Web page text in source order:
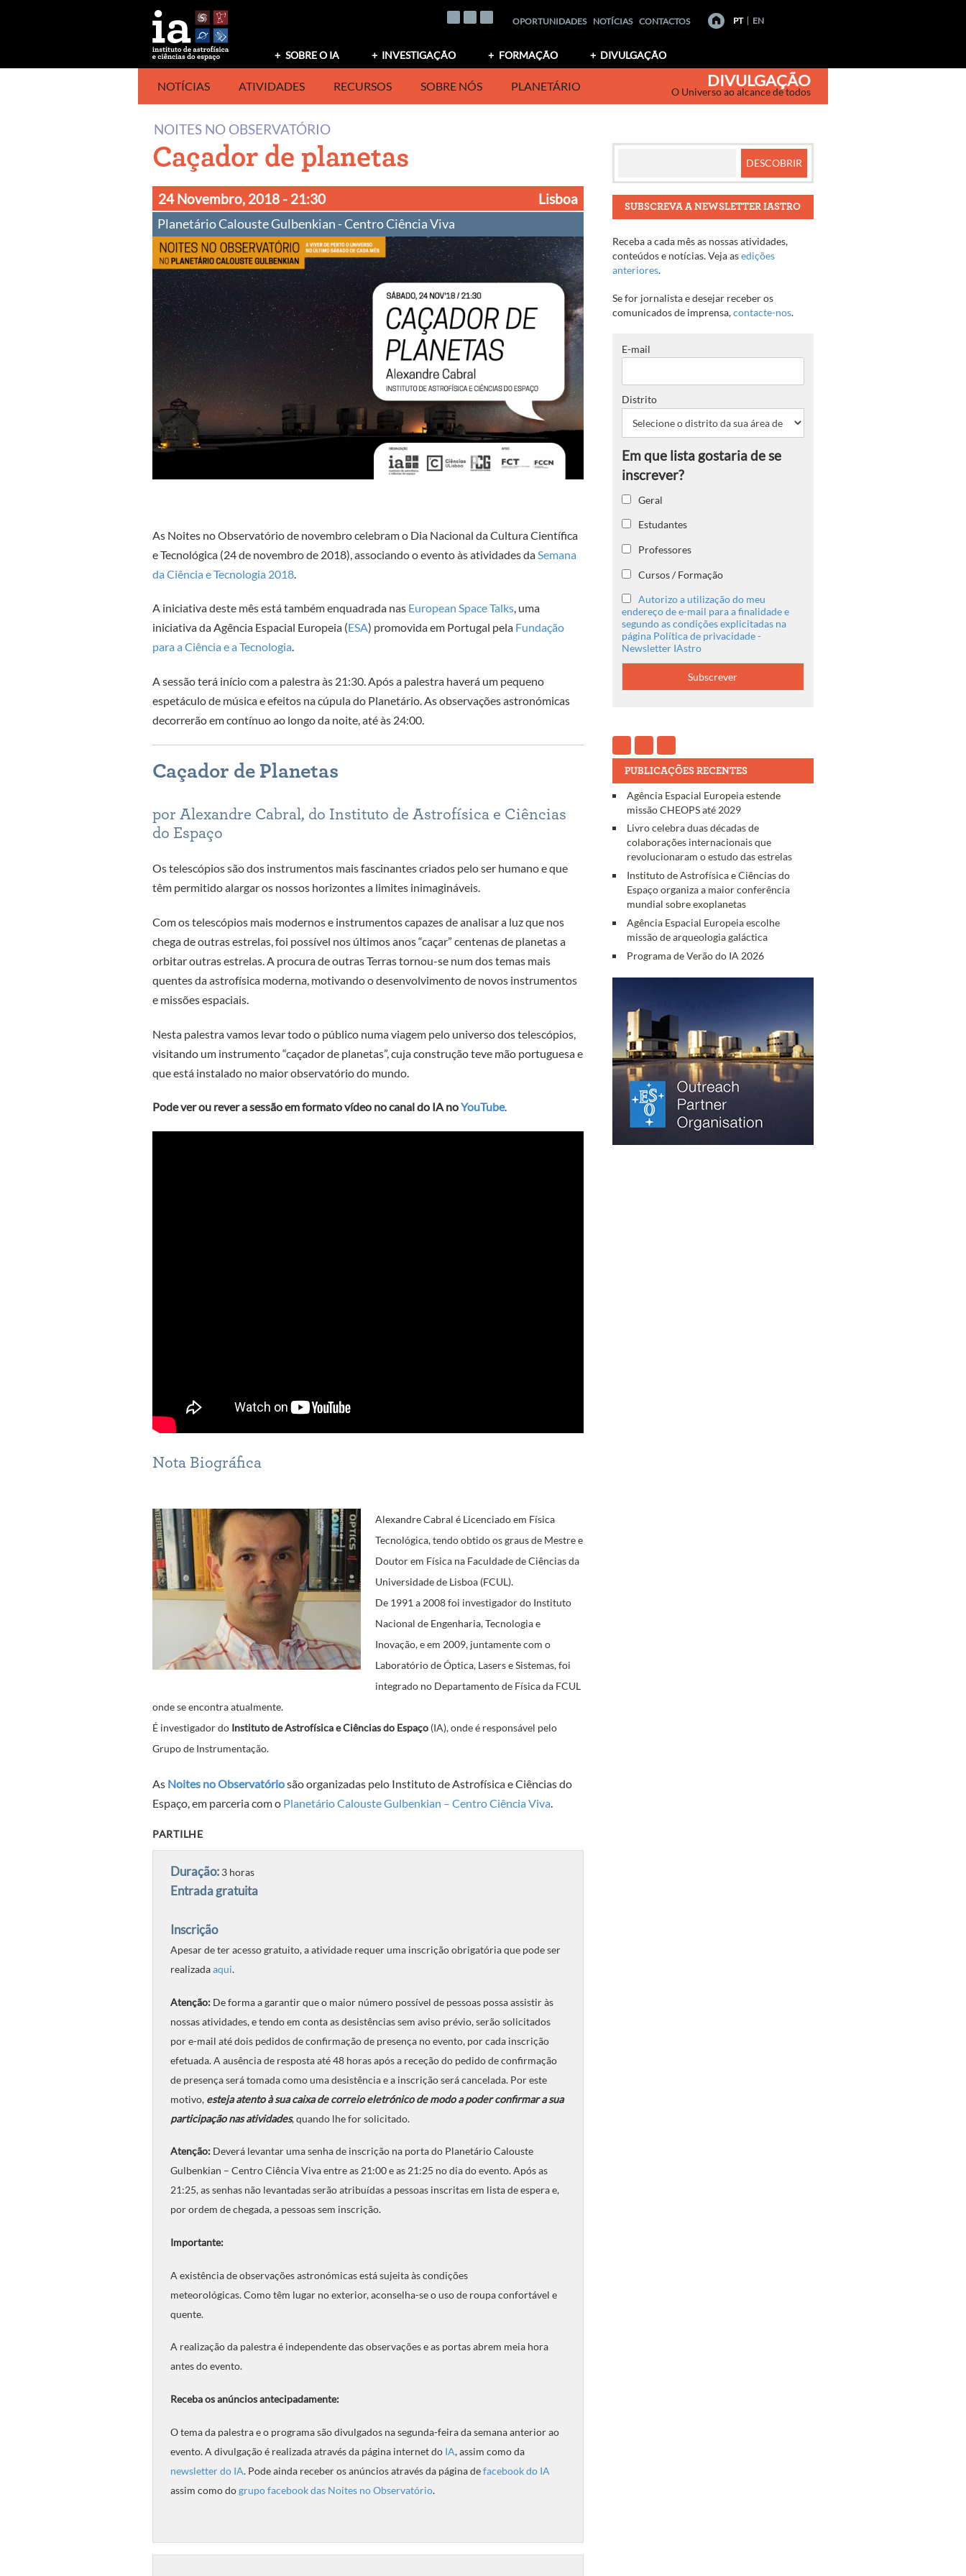
OPORTUNIDADES NOTÍCIAS CONTACTOS PT EN
SOBRE O IA INVESTIGAÇÃO FORMAÇÃO DIVULGAÇÃO
NOTÍCIAS ATIVIDADES RECURSOS SOBRE NÓS PLANETÁRIO DIVULGAÇÃO
O Universo ao alcance de todos
NOITES NO OBSERVATÓRIO
Caçador de planetas
24 Novembro, 2018 - 21:30 Lisboa
Planetário Calouste Gulbenkian - Centro Ciência Viva
As Noites no Observatório de novembro celebram o Dia Nacional da Cultura Científica
e Tecnológica (24 de novembro de 2018), associando o evento às atividades da Semana
da Ciência e Tecnologia 2018
A iniciativa deste mês está também enquadrada nas European Space Talks, uma
iniciativa da Agência Espacial Europeia (ESA) promovida em Portugal pela Fundação
para a Ciência e a Tecnologia.
A sessão terá início com a palestra às 21:30. Após a palestra haverá um pequeno
espetáculo de música e efeitos na cúpula do Planetário. As observações astronómicas
decorrerão em contínuo ao longo da noite, até às 24:00.
Caçador de Planetas
por Alexandre Cabral, do Instituto de Astrofísica e Ciências
do Espaço
Os telescópios são dos instrumentos mais fascinantes criados pelo ser humano e que
têm permitido alargar os nossos horizontes a limites inimagináveis.
Com os telescópios mais modernos e instrumentos capazes de analisar a luz que nos
chega de outras estrelas, foi possível nos últimos anos “caçar” centenas de planetas a
orbitar outras estrelas. A procura de outras Terras tornou-se num dos temas mais
quentes da astrofísica moderna, motivando o desenvolvimento de novos instrumentos
e missões espaciais.
Nesta palestra vamos levar todo o público numa viagem pelo universo dos telescópios,
visitando um instrumento “caçador de planetas”, cuja construção teve mão portuguesa e
que está instalado no maior observatório do mundo.
Pode ver ou rever a sessão em formato vídeo no canal do IA noYouTube.
Nota Biográfica
Alexandre Cabral é Licenciado em Física
Tecnológica, tendo obtido os graus de Mestre e
Doutor em Física na Faculdade de Ciências da
Universidade de Lisboa (FCUL).
De 1991 a 2008 foi investigador do Instituto
Nacional de Engenharia, Tecnologia e
Inovação, e em 2009, juntamente com o
Laboratório de Óptica, Lasers e Sistemas, foi
integrado no Departamento de Física da FCUL
onde se encontra atualmente.
É investigador do Instituto de Astrofísica e Ciências do Espaço (IA), onde é responsável pelo
Grupo de Instrumentação.
As Noites no Observatóriosão organizadas pelo Instituto de Astrofísica e Ciências do
Espaço, em parceria com o Planetário Calouste Gulbenkian – Centro Ciência Viva.
PARTILHE
Duração: 3 horas
Entrada gratuita
Inscrição
Apesar de ter acesso gratuito, a atividade requer uma inscrição obrigatória que pode ser
realizadaaqui.
Atenção: De forma a garantir que o maior número possível de pessoas possa assistir às
nossas atividades, e tendo em conta as desistências sem aviso prévio, serão solicitados
por e-mail até dois pedidos de confirmação de presença no evento, por cada inscrição
efetuada. A ausência de resposta até 48 horas após a receção do pedido de confirmação
de presença será tomada como uma desistência e a inscrição será cancelada. Por este
motivo, esteja atento à sua caixa de correio eletrónico de modo a poder confirmar a sua
participação nas atividades, quando lhe for solicitado.
Atenção: Deverá levantar uma senha de inscrição na porta do Planetário Calouste
Gulbenkian – Centro Ciência Viva entre as 21:00 e as 21:25 no dia do evento. Após as
21:25, as senhas não levantadas serão atribuídas a pessoas inscritas em lista de espera e,
por ordem de chegada, a pessoas sem inscrição.
Importante:
A existência de observações astronómicas está sujeita às condições
meteorológicas. Como têm lugar no exterior, aconselha-se o uso de roupa confortável e
quente.
A realização da palestra é independente das observações e as portas abrem meia hora
antes do evento.
Receba os anúncios antecipadamente:
O tema da palestra e o programa são divulgados na segunda-feira da semana anterior ao
evento. A divulgação é realizada através da página internet do IA, assim como da
newsletter do IA. Pode ainda receber os anúncios através da página defacebook do IA
assim como dogrupo facebook das Noites no Observatório.
SUBSCREVA A NEWSLETTER IASTRO
Receba a cada mês as nossas atividades,
conteúdos e notícias. Veja asedições
anteriores.
Se for jornalista e desejar receber os
comunicados de imprensa,contacte-nos.
E-mail
Distrito
Geral
Estudantes
Professores
Cursos / Formação
Autorizo a utilização do meu
endereço de e-mail para a finalidade e
segundo as condições explicitadas na
página Política de privacidade -
Newsletter IAstro
PUBLICAÇÕES RECENTES
Agência Espacial Europeia estende
missão CHEOPS até 2029
Livro celebra duas décadas de
colaborações internacionais que
revolucionaram o estudo das estrelas
Instituto de Astrofísica e Ciências do
Espaço organiza a maior conferência
mundial sobre exoplanetas
Agência Espacial Europeia escolhe
missão de arqueologia galáctica
Programa de Verão do IA 2026